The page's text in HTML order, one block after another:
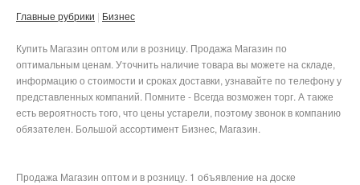
Главные рубрики Бизнес
Купить Магазин оптом или в розницу. Продажа Магазин по
оптимальным ценам. Уточнить наличие товара вы можете на складе,
информацию о стоимости и сроках доставки, узнавайте по телефону у
представленных компаний. Помните - Всегда возможен торг. А также
есть вероятность того, что цены устарели, поэтому звонок в компанию
обязателен. Большой ассортимент Бизнес, Магазин.
Продажа Магазин оптом и в розницу. 1 объявление на доске